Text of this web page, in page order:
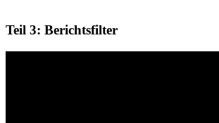
Teil 3: Berichtsfilter